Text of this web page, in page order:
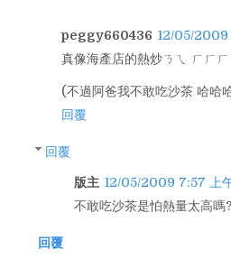
peggy660436 12/05/2009
真像海產店的熱炒ㄋㄟ ㄏㄏㄏ
(不過阿爸我不敢吃沙茶 哈哈
回覆
回覆
版主 12/05/2009 7:57 上
不敢吃沙茶是怕熱量太高嗎?
回覆